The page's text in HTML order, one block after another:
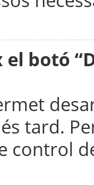
el botó
tard.
control